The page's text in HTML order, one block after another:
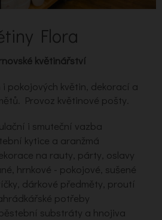
Flora
květinářství
pokojových květin, dekorací a
Provoz květinové pošty.
i smuteční vazba
kytice a aranžmá
na rauty, párty, oslavy
hrnkové - pokojové, sušené
dárkové předměty, proutí
potřeby
substráty a hnojiva